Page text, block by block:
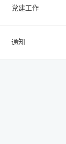
党建工作
通知